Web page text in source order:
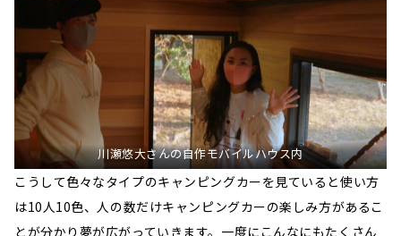
川瀬悠大さんの自作モバイルハウス内
こうして色々なタイプのキャンピングカーを見ていると使い方
は10人10色、人の数だけキャンピングカーの楽しみ方があるこ
とが分かり夢が広がっていきます。一度にこんなにもたくさん